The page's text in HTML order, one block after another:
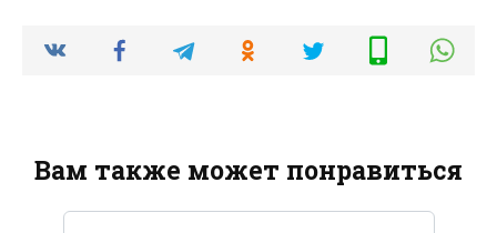
Вам также может понравиться